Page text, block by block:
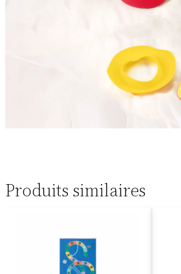
Produits similaires